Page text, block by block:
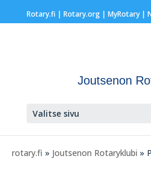
Rotary.fi | Rotary.org| MyRotary |
Joutsenon
Valitse sivu
rotary.fi » Joutsenon Rotaryklubi »